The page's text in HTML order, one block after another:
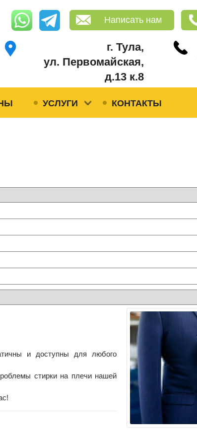
Написать нам
г. Тула,
ул. Первомайская,
д.13 к.8
УСЛУГИ КОНТАКТЫ
и доступны для любого
стирки на плечи нашей